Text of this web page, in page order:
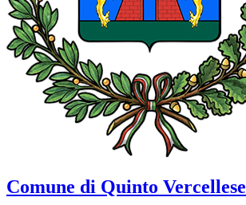
Comune di Quinto Vercellese